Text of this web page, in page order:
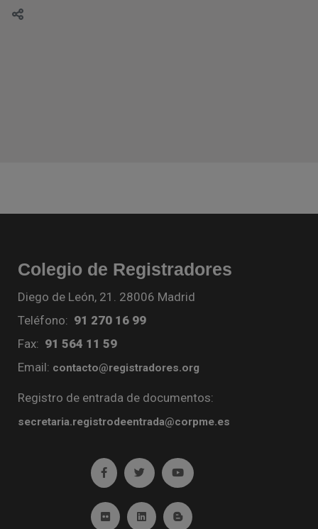
Colegio de Registradores
Diego de León, 21. 28006 Madrid
Teléfono: 91 270 16 99
Fax: 91 564 11 59
Email: contacto@registradores.org
Registro de entrada de documentos:
secretaria.registrodeentrada@corpme.es
Ir a facebook (abre en ventana nueva)
Ir a twitter (abre en ventana nueva)
Ir a YouTube (abre en
Ir a Flickr (abre en ventana nueva)
Ir a Linkedin (abre en ventana nueva)
Ir al Blog (abre en ventana